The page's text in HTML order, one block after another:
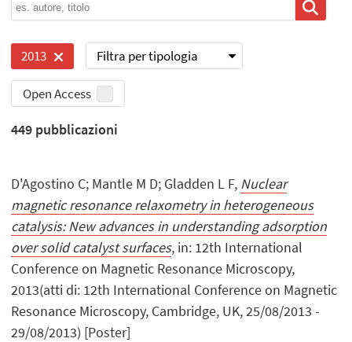
2013 Filtra per tipologia
Open Access
449 pubblicazioni
D'Agostino C; Mantle M D; Gladden L F, Nuclear
magnetic resonance relaxometry in heterogeneous
catalysis: New advances in understanding adsorption
over solid catalyst surfaces, in: 12th International
Conference on Magnetic Resonance Microscopy,
2013(atti di: 12th International Conference on Magnetic
Resonance Microscopy, Cambridge, UK, 25/08/2013 -
29/08/2013) [Poster]